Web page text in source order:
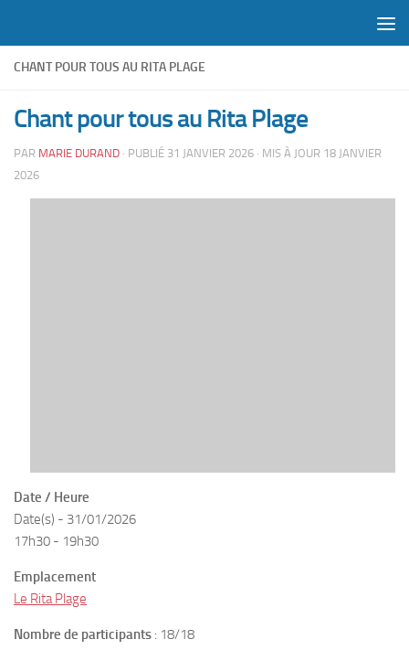
CHANT POUR TOUS AU RITA PLAGE
Chant pour tous au Rita Plage
PAR MARIE DURAND · PUBLIÉ 31 JANVIER 2026 · MIS À JOUR 18 JANVIER
2026
Date / Heure
Date(s) - 31/01/2026
17h30 - 19h30
Emplacement
Le Rita Plage
Nombre de participants : 18/18